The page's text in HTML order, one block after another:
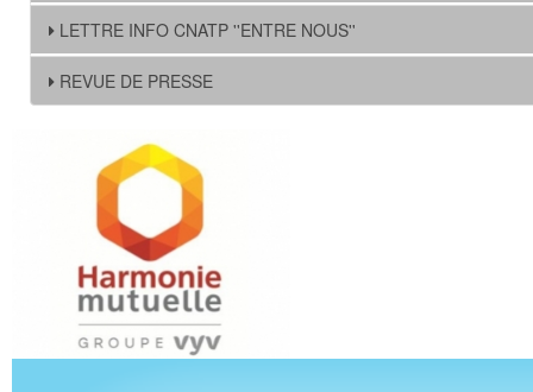
LETTRE INFO CNATP ''ENTRE NOUS''
REVUE DE PRESSE